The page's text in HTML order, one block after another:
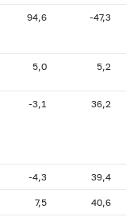
94,6 -47,3
5,0 5,2
-3,1 36,2
-4,3 39,4
7,5 40,6